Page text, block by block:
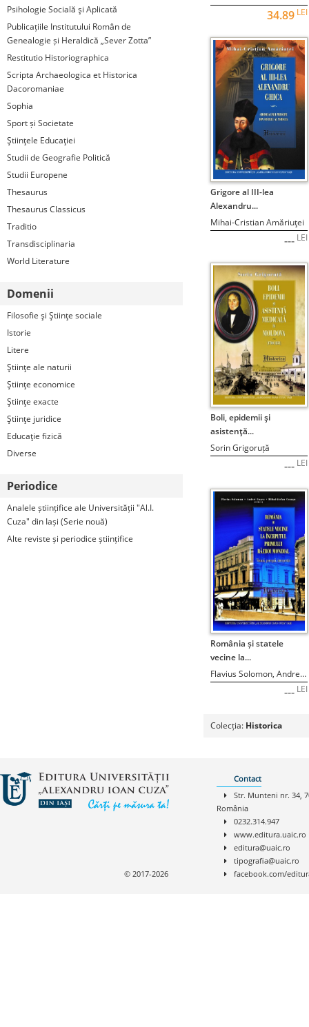
Psihologie Socială şi Aplicată
Publicațiile Institutului Român de
Genealogie și Heraldică „Sever Zotta”
Restitutio Historiographica
Scripta Archaeologica et Historica
Dacoromaniae
Sophia
Sport și Societate
Ştiinţele Educaţiei
Studii de Geografie Politică
Studii Europene
Thesaurus
Thesaurus Classicus
Traditio
Transdisciplinaria
World Literature
Domenii
Filosofie şi Ştiinţe sociale
Istorie
Litere
Ştiinţe ale naturii
Ştiinţe economice
Ştiinţe exacte
Ştiinţe juridice
Educaţie fizică
Diverse
Periodice
Analele științifice ale Universității "Al.I.
Cuza" din Iași (Serie nouă)
Alte reviste și periodice științifice
34.89 LEI
Grigore al III-lea
Alexandru...
Mihai-Cristian Amăriuţei
--- LEI
STOC EPUIZAT
Boli, epidemii şi
asistenţă...
Sorin Grigoruță
--- LEI
STOC EPUIZAT
România și statele
vecine la...
Flavius Solomon, Andrei Cușco, Mihai-Ștefan Ceaușu (editori)
--- LEI
STOC EPUIZAT
Colecția: Historica
Contact
Str. Munteni nr. 34,
România
0232.314.947
www.editura.uaic.ro
editura@uaic.ro
tipografia@uaic.ro
facebook.com/
© 2017-2026